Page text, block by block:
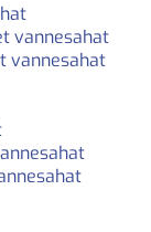
vannesahat
vannesahat